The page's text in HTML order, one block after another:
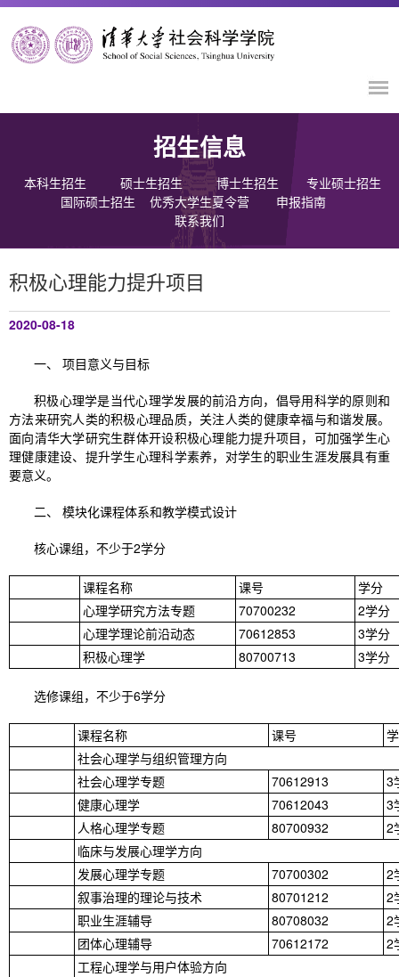
招生信息
本科生招生 硕士生招生 博士生招生
专业硕士招生
国际硕士招生
优秀大学生夏令营
申报指南
联系我们
积极心理能力提升项目
2020-08-18
一、 项目意义与目标
积极心理学是当代心理学发展的前沿方向，倡导用科学的原则和
方法来研究人类的积极心理品质，关注人类的健康幸福与和谐发展。
面向清华大学研究生群体开设积极心理能力提升项目，可加强学生心
理健康建设、提升学生心理科学素养，对学生的职业生涯发展具有重
要意义。
二、 模块化课程体系和教学模式设计
核心课组，不少于2学分
课程名称 课号
学分
心理学研究方法专题
70700232
2学分
心理学理论前沿动态
70612853
3学分
积极心理学
80700713 3学分
选修课组，不少于6学分
课程名称 课号
社会心理学与组织管理方向
社会心理学专题
70612913
3
健康心理学
70612043
3
人格心理学专题
80700932
2
临床与发展心理学方向
发展心理学专题
70700302
2
叙事治理的理论与技术
80701212
2
职业生涯辅导
80708032
2
团体心理辅导
70612172
2
工程心理学与用户体验方向